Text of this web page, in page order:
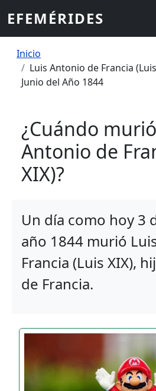
EFEMÉRIDES
Sobrescribir
Inicio
Luis Antonio de Francia
Junio del Año 1844
¿Cuándo
Antonio de
XIX)?
Un día como hoy 3
año 1844 murió
Francia (Luis XIX),
de Francia.